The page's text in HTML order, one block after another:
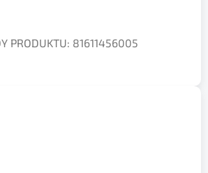
PRODUKTU: 81611456005